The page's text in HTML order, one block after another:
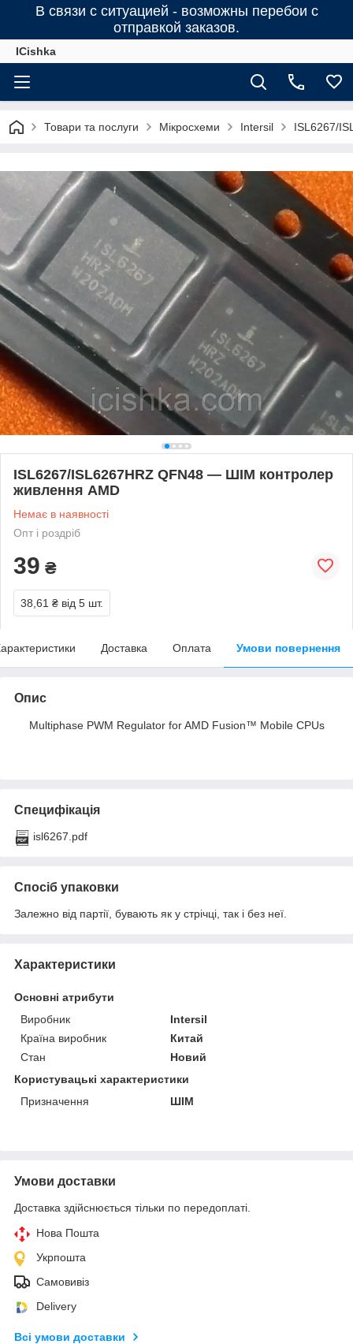
В связи с ситуацией - возможны перебои с
отправкой заказов.
ICishka
Товари та послуги Мікросхеми Intersil ISL6267/
ISL6267/ISL6267HRZ QFN48 — ШІМ контролер
живлення AMD
Немає в наявності
Опт і роздріб
39 ₴
38,61 ₴ від 5 шт.
Доставка Оплата Умови повернення
Опис
Multiphase PWM Regulator for AMD Fusion™ Mobile CPUs
Специфікація
isl6267.pdf
Спосіб упаковки
Залежно від партії, бувають як у стрічці, так і без неї.
Характеристики
Основні атрибути
Виробник
Intersil
Країна виробник
Китай
Стан
Новий
Користувацькі характеристики
Призначення
ШІМ
Умови доставки
Доставка здійснюється тільки по передоплаті.
Нова Пошта
Укрпошта
Самовивіз
Delivery
Всі умови доставки